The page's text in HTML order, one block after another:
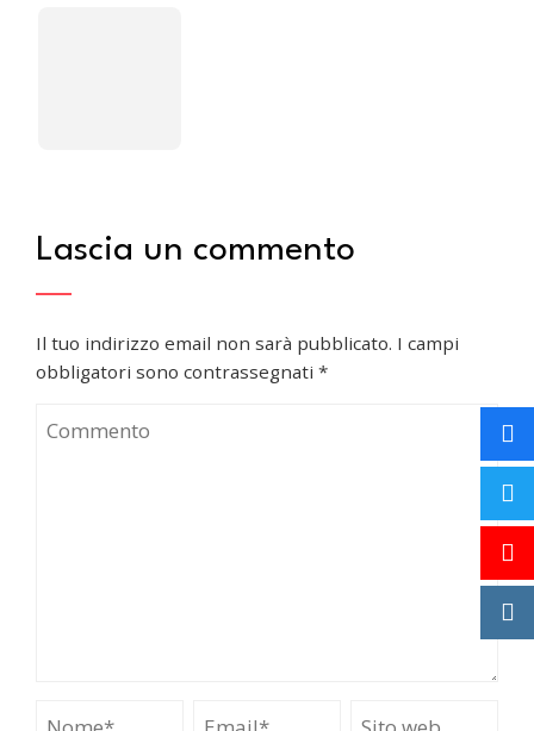
Lascia un commento
Il tuo indirizzo email non sarà pubblicato. I campi
obbligatori sono contrassegnati *